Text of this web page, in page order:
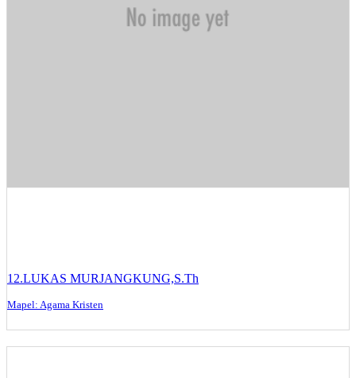
12.LUKAS MURJANGKUNG,S.Th
Mapel: Agama Kristen